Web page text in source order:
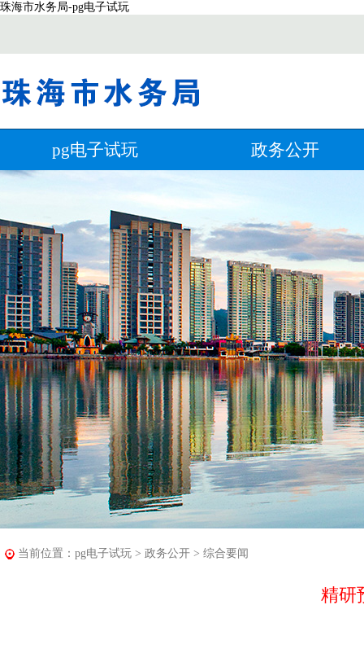
珠海市水务局-pg电子试玩
pg电子试玩 政务公开
当前位置： pg电子试玩 > 政务公开 > 综合要闻
精研